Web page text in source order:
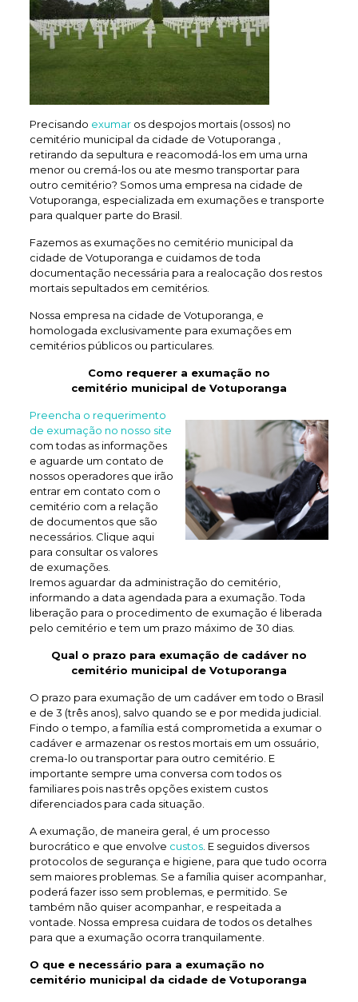
Precisando exumaros despojos mortais (ossos) no
cemitério municipal da cidade de Votuporanga ,
retirando da sepultura e reacomodá-los em uma urna
menor ou cremá-los ou ate mesmo transportar para
outro cemitério? Somos uma empresa na cidade de
Votuporanga, especializada em exumações e transporte
para qualquer parte do Brasil.
Fazemos as exumações no cemitério municipal da
cidade de Votuporanga e cuidamos de toda
documentação necessária para a realocação dos restos
mortais sepultados em cemitérios.
Nossa empresa na cidade de Votuporanga, e
homologada exclusivamente para exumações em
cemitérios públicos ou particulares.
Como requerer a exumação no
cemitério municipal de Votuporanga
Preencha o requerimento
de exumação no nosso site
com todas as informações
e aguarde um contato de
nossos operadores que irão
entrar em contato com o
cemitério com a relação
de documentos que são
necessários. Clique aqui
para consultar os valores
de exumações.
Iremos aguardar da administração do cemitério,
informando a data agendada para a exumação. Toda
liberação para o procedimento de exumação é liberada
pelo cemitério e tem um prazo máximo de 30 dias.
Qual o prazo para exumação de cadáver no
cemitério municipal de Votuporanga
O prazo para exumação de um cadáver em todo o Brasil
e de 3 (três anos), salvo quando se e por medida judicial.
Findo o tempo, a família está comprometida a exumar o
cadáver e armazenar os restos mortais em um ossuário,
crema-lo ou transportar para outro cemitério. E
importante sempre uma conversa com todos os
familiares pois nas três opções existem custos
diferenciados para cada situação.
A exumação, de maneira geral, é um processo
burocrático e que envolve custos. E seguidos diversos
protocolos de segurança e higiene, para que tudo ocorra
sem maiores problemas. Se a família quiser acompanhar,
poderá fazer isso sem problemas, e permitido. Se
também não quiser acompanhar, e respeitada a
vontade. Nossa empresa cuidara de todos os detalhes
para que a exumação ocorra tranquilamente.
O que e necessário para a exumação no
cemitério municipal da cidade de Votuporanga